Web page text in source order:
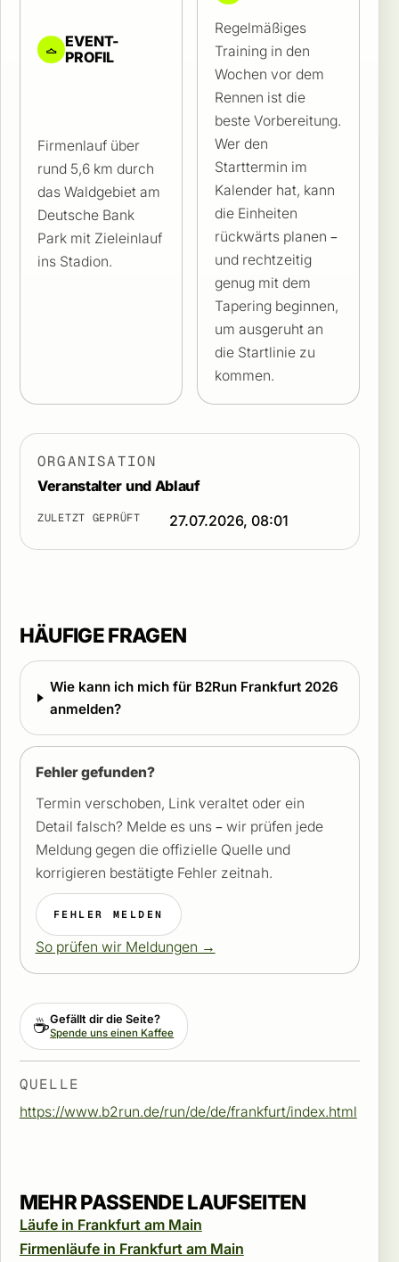
EVENT-
PROFIL
Firmenlauf über
rund 5,6 km durch
das Waldgebiet am
Deutsche Bank
Park mit Zieleinlauf
ins Stadion.
Regelmäßiges
Training in den
Wochen vor dem
Rennen ist die
beste Vorbereitung.
Wer den
Starttermin im
Kalender hat, kann
die Einheiten
rückwärts planen –
und rechtzeitig
genug mit dem
Tapering beginnen,
um ausgeruht an
die Startlinie zu
kommen.
ORGANISATION
Veranstalter und Ablauf
ZULETZT GEPRÜFT 27.07.2026, 08:01
HÄUFIGE FRAGEN
Wie kann ich mich für B2Run Frankfurt 2026
anmelden?
Fehler gefunden?
Termin verschoben, Link veraltet oder ein
Detail falsch? Melde es uns – wir prüfen jede
Meldung gegen die offizielle Quelle und
korrigieren bestätigte Fehler zeitnah.
FEHLER MELDEN
So prüfen wir Meldungen →
☕Gefällt dir die Seite?
Spende uns einen Kaffee
QUELLE
https://www.b2run.de/run/de/de/frankfurt/index.html
MEHR PASSENDE LAUFSEITEN
Läufe in Frankfurt am Main
Firmenläufe in Frankfurt am Main